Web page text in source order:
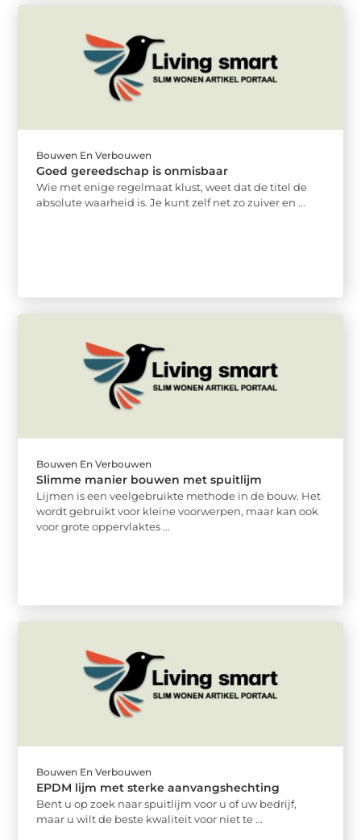
Bouwen En Verbouwen
Goed gereedschap is onmisbaar
Wie met enige regelmaat klust, weet dat de titel de
absolute waarheid is. Je kunt zelf net zo zuiver en ...
Bouwen En Verbouwen
Slimme manier bouwen met spuitlijm
Lijmen is een veelgebruikte methode in de bouw. Het
wordt gebruikt voor kleine voorwerpen, maar kan ook
voor grote oppervlaktes ...
Bouwen En Verbouwen
EPDM lijm met sterke aanvangshechting
Bent u op zoek naar spuitlijm voor u of uw bedrijf,
maar u wilt de beste kwaliteit voor niet te ...